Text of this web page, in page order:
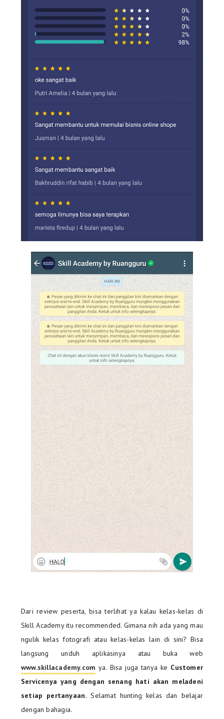
Dari review peserta, bisa terlihat ya kalau kelas-kelas di
Skill Academy itu recommended. Gimana nih ada yang mau
ngulik kelas fotografi atau kelas-kelas lain di sini? Bisa
langsung unduh aplikasinya atau buka web
www.skillacademy.com ya. Bisa juga tanya ke Customer
Servicenya yang dengan senang hati akan meladeni
setiap pertanyaan. Selamat hunting kelas dan belajar
dengan bahagia.